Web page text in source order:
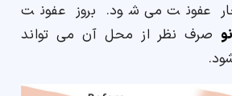
عفونت می شود. بروز عفونت
صرف نظر از محل آن می تواند